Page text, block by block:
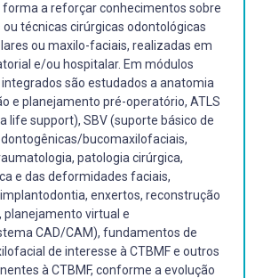
a reforçar conhecimentos sobre
técnicas cirúrgicas odontológicas
ou maxilo-faciais, realizadas em
e/ou hospitalar. Em módulos
são estudados a anatomia
e planejamento pré-operatório, ATLS
life support), SBV (suporte básico de
bucomaxilofaciais,
patologia cirúrgica,
e das deformidades faciais,
enxertos, reconstrução
planejamento virtual e
CAD/CAM), fundamentos de
de interesse à CTBMF e outros
à CTBMF, conforme a evolução